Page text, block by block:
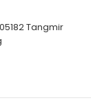
Tangmir